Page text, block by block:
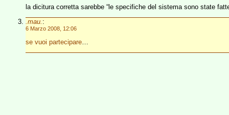
la dicitura corretta sarebbe “le specifiche del sistema sono state
.mau. :
6 Marzo 2008, 12:06
se vuoi partecipare…